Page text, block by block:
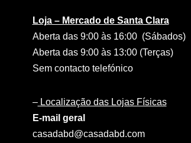
Loja – Mercado de Santa Clara
Aberta das 9:00 às 16:00 (Sábados)
Aberta das 9:00 às 13:00 (Terças)
Sem contacto telefónico
–Localização das Lojas Físicas
E-mail geral
casadabd@casadabd.com